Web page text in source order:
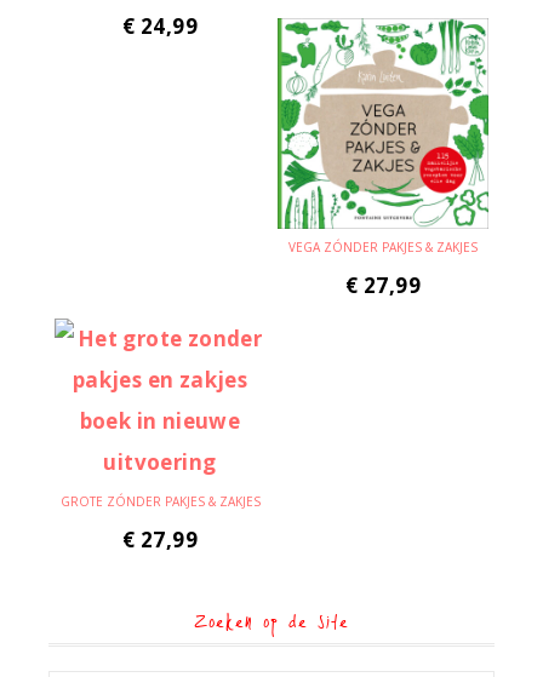
€ 24,99
VEGA ZÓNDER PAKJES & ZAKJES
€ 27,99
GROTE ZÓNDER PAKJES & ZAKJES
€ 27,99
Zoeken op de site